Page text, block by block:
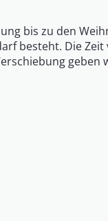
bis zu den
besteht. Die Zeit
geben